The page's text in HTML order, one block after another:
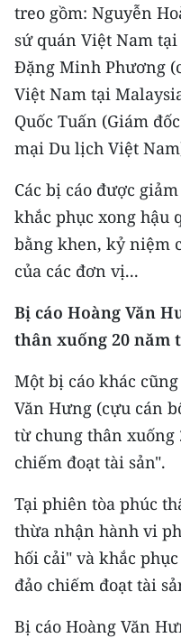
treo gồm: Nguyễn
sứ quán Việt Nam
Đặng Minh Phương
Việt Nam tại
Quốc Tuấn (Giám
mại Du lịch Việt
Các bị cáo được
khắc phục xong hậu
bằng khen, kỷ niệm
của các đơn vị...
Bị cáo Hoàng Văn
thân xuống 20 năm
Một bị cáo khác
Văn Hưng (cựu cán
từ chung thân xuống
chiếm đoạt tài sản".
Tại phiên tòa phúc
thừa nhận hành vi
hối cải" và khắc
đảo chiếm đoạt tài
Bị cáo Hoàng Văn